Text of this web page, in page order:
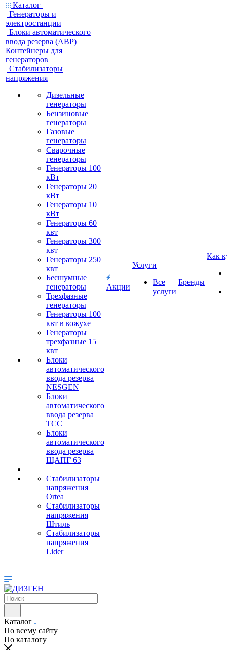
Каталог
Генераторы и
электростанции
Блоки автоматического
ввода резерва (АВР)
Контейнеры для
генераторов
Стабилизаторы
напряжения
Дизельные
генераторы
Бензиновые
генераторы
Газовые
генераторы
Сварочные
генераторы
Генераторы 100
кВт
Генераторы 20
кВт
Генераторы 10
кВт
Генераторы 60
квт
Генераторы 300
квт
Генераторы 250
квт
Бесшумные
генераторы
Трехфазные
генераторы
Генераторы 100
квт в кожухе
Генераторы
трехфазные 15
квт
Блоки
автоматического
ввода резерва
NESGEN
Блоки
автоматического
ввода резерва
ТСС
Блоки
автоматического
ввода резерва
ЩАПГ 63
Стабилизаторы
напряжения
Ortea
Стабилизаторы
напряжения
Штиль
Стабилизаторы
напряжения
Lider
Акции
Услуги
Все
услуги
Бренды
Как
Каталог
По всему сайту
По каталогу